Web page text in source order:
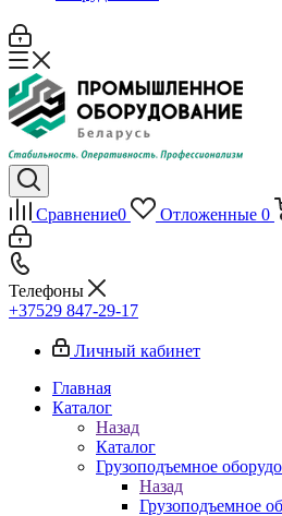
Сравнение0 Отложенные 0
Телефоны
+37529 847-29-17‬
Личный кабинет
Главная
Каталог
Назад
Каталог
Грузоподъемное
Назад
Грузоподъемное